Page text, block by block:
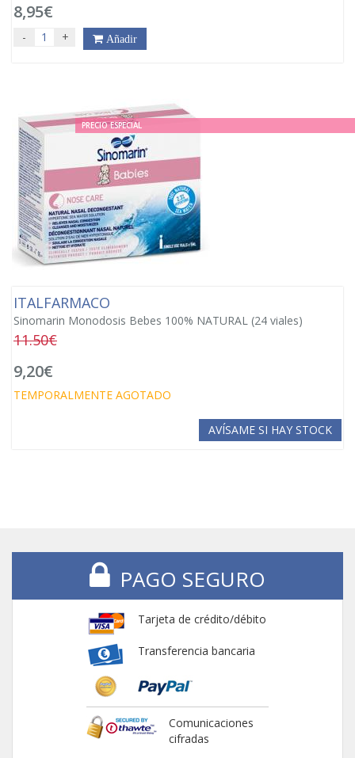
8,95€
- + Añadir
PRECIO ESPECIAL
ITALFARMACO
Sinomarin Monodosis Bebes 100% NATURAL (24 viales)
11.50€
9,20€
TEMPORALMENTE AGOTADO
AVÍSAME SI HAY STOCK
PAGO SEGURO
Tarjeta de crédito/débito
Transferencia bancaria
Comunicaciones
cifradas